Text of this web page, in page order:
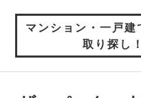
マンション・一戸建
取り探し！